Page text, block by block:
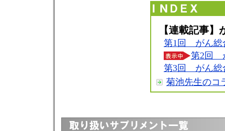
【連載記事
第1回 がん総
第2回
第3回 がん総
菊池先生のコ